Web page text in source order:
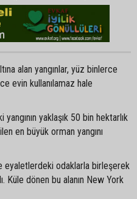
alan yangınlar, yüz binlerce
evin kullanılamaz hale
yaklaşık 50 bin hektarlık
en büyük orman yangını
eyaletlerdeki odaklarla birleşerek
Küle dönen bu alanın New York